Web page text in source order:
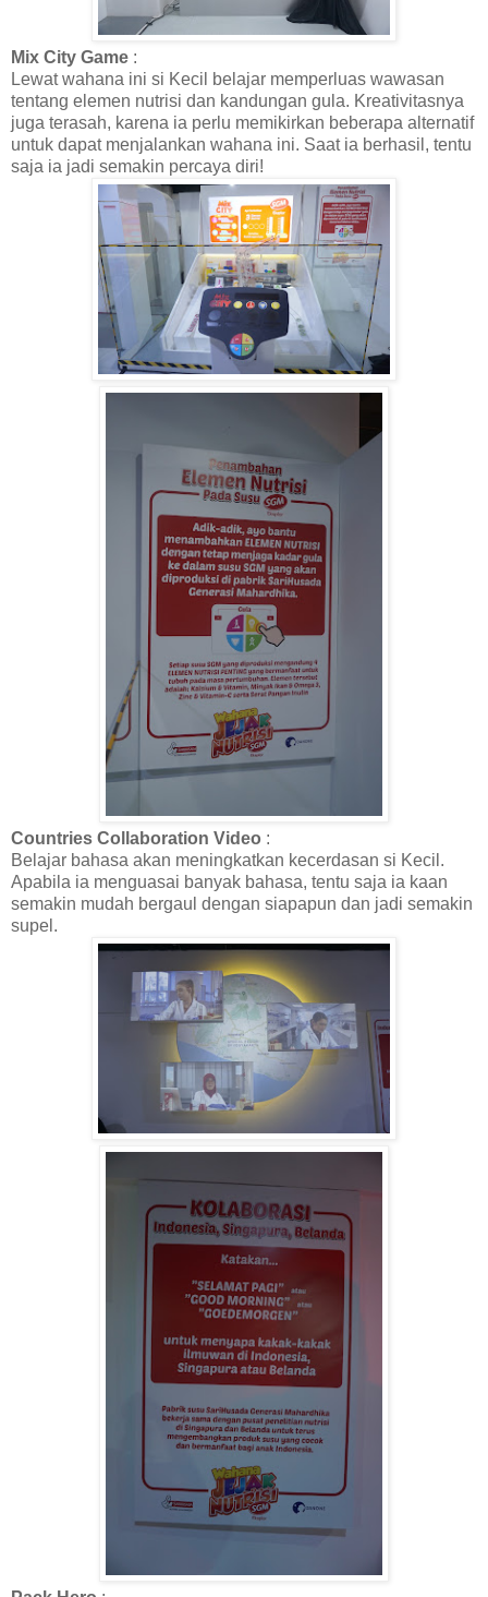
Mix City Game :
Lewat wahana ini si Kecil belajar memperluas wawasan
tentang elemen nutrisi dan kandungan gula. Kreativitasnya
juga terasah, karena ia perlu memikirkan beberapa alternatif
untuk dapat menjalankan wahana ini. Saat ia berhasil, tentu
saja ia jadi semakin percaya diri!
Countries Collaboration Video :
Belajar bahasa akan meningkatkan kecerdasan si Kecil.
Apabila ia menguasai banyak bahasa, tentu saja ia kaan
semakin mudah bergaul dengan siapapun dan jadi semakin
supel.